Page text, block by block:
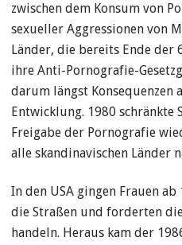
zwischen dem Konsum von
sexueller Aggressionen von
Länder, die bereits Ende der
ihre Anti-Pornografie-
darum längst Konsequenzen
Entwicklung. 1980 schränkte
Freigabe der Pornografie
alle skandinavischen Länder
In den USA gingen Frauen
die Straßen und forderten
handeln. Heraus kam der